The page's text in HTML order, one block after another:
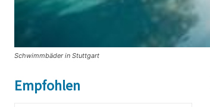
Schwimmbäder in Stuttgart
Empfohlen